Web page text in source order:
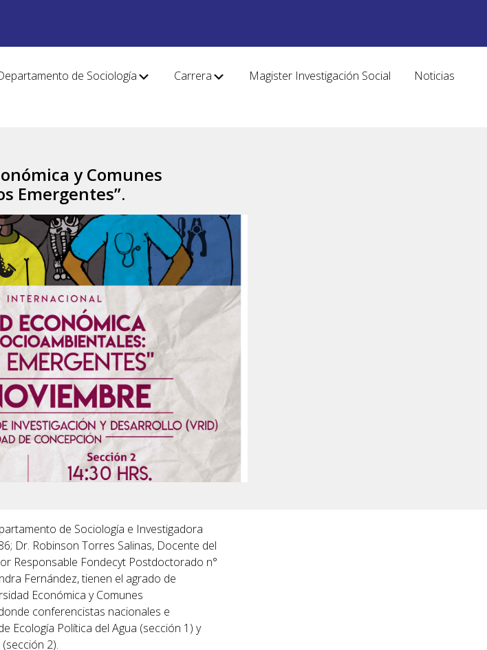
de Sociología Carrera Magister Investigación Social Noticias
y Comunes
Emergentes”.
de Sociología e Investigadora
Dr. Robinson Torres Salinas, Docente del
Responsable Fondecyt Postdoctorado n°
Fernández, tienen el agrado de
Económica y Comunes
conferencistas nacionales e
Ecología Política del Agua (sección 1) y
2).